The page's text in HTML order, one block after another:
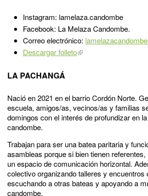
Instagram: lamelaza.candombe
Facebook: La Melaza Candombe.
Correo electrónico:
Descargar folleto
LA PACHANGÁ
Nació en 2021 en el barrio Cordón Norte.
escuela, amigos/as, vecinos/as y familias
domingos con el interés de profundizar en
candombe.
Trabajan para ser una batea paritaria y
asambleas porque si bien tienen
un espacio de comunicación horizontal.
colectivo organizando talleres y encuentros
escuchando a otras bateas y apoyando a
candombe.